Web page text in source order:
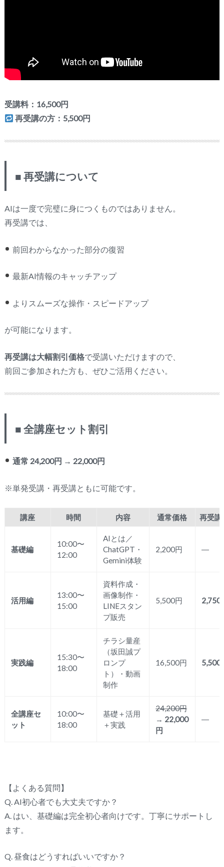
受講料：16,500円
再受講の方：5,500円
■ 再受講について
AIは一度で完璧に身につくものではありません。
再受講では、
前回わからなかった部分の復習
最新AI情報のキャッチアップ
よりスムーズな操作・スピードアップ
が可能になります。
再受講は大幅割引価格で受講いただけますので、
前回ご参加された方も、ぜひご活用ください。
■ 全講座セット割引
通常 24,200円 → 22,000円
※単発受講・再受講ともに可能です。
講座 時間 内容 通常価格 再受講
基礎編
10:00〜
12:00
AIとは／
ChatGPT・
Gemini体験
2,200円 ―
活用編
13:00〜
15:00
資料作成・
画像制作・
LINEスタン
プ販売
5,500円 2,750
実践編
15:30〜
18:00
チラシ量産
（坂田誠プ
ロンプ
ト）・動画
制作
16,500円 5,500
全講座セ
ット
10:00〜
18:00
基礎＋活用
＋実践
24,200円
→ 22,000
円
―
【よくある質問】
Q AI初心者でも大丈夫ですか？
A . はい、基礎編は完全初心者向けです。丁寧にサポートし
ます。
Q. 昼食はどうすればいいですか？